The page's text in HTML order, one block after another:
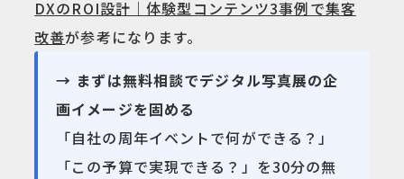
DXのROI設計｜体験型コンテンツ3事例で集客
改善が参考になります。
→ まずは無料相談でデジタル写真展の企
画イメージを固める
「自社の周年イベントで何ができる？」
「この予算で実現できる？」を30分の無